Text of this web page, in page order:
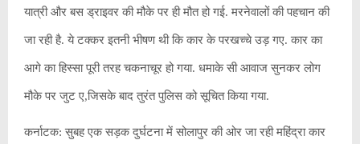
यात्री और बस ड्राइवर की मौके पर ही मौत हो गई. मरनेवालों की पहचान की
जा रही है. ये टक्कर इतनी भीषण थी कि कार के परखच्चे उड़ गए. कार का
आगे का हिस्सा पूरी तरह चकनाचूर हो गया. धमाके सी आवाज सुनकर लोग
मौके पर जुट ए,जिसके बाद तुरंत पुलिस को सूचित किया गया.
कर्नाटक: सुबह एक सड़क दुर्घटना में सोलापुर की ओर जा रही महिंद्रा कार